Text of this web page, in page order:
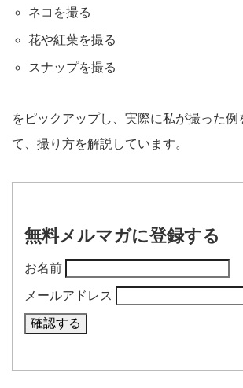
ネコを撮る
花や紅葉を撮る
スナップを撮る
をピックアップし、実際に私が撮った例
て、撮り方を解説しています。
無料メルマガに登録する
お名前
メールアドレス